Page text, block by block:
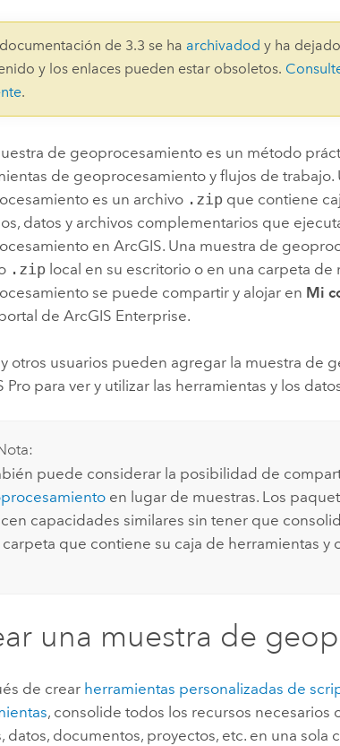
Todas las historias
de 3.3 se ha archivadod y ha
y los enlaces pueden estar obsoletos.
.
de geoprocesamiento es un método
de geoprocesamiento y flujos de trabajo.
es un archivo .zip que contiene
datos y archivos complementarios que
en ArcGIS. Una muestra de
.zip local en su escritorio o en una carpeta de
se puede compartir y alojar en Mi
deArcGIS Enterprise.
otros usuarios pueden agregar la muestra de
Pro para ver y utilizar las herramientas y los
puede considerar la posibilidad de
en lugar de muestras. Los
capacidades similares sin tener que
carpeta que contiene su caja de herramientas y
una muestra de
de crear herramientas personalizadas de
, consolide todos los recursos necesarios
datos, documentos, proyectos, etc. en una